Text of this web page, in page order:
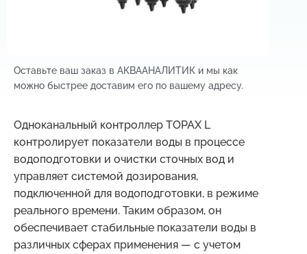
Оставьте ваш заказ в АКВААНАЛИТИК и мы как
можно быстрее доставим его по вашему адресу.
Одноканальный контроллер TOPAX L
контролирует показатели воды в процессе
водоподготовки и очистки сточных вод и
управляет системой дозирования,
подключенной для водоподготовки, в режиме
реального времени. Таким образом, он
обеспечивает стабильные показатели воды в
различных сферах применения — с учетом